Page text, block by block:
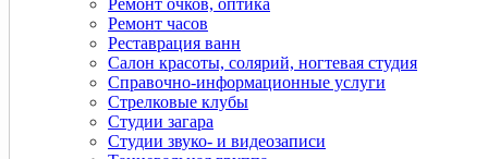
Ремонт очков, оптика
Ремонт часов
Реставрация ванн
Салон красоты, солярий, ногтевая студия
Справочно-информационные услуги
Стрелковые клубы
Студии загара
Студии звуко- и видеозаписи